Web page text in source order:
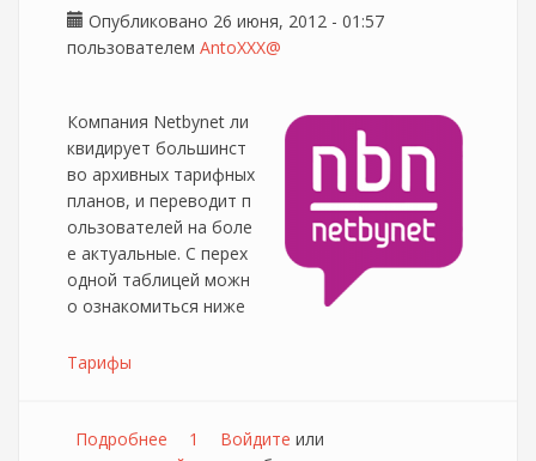
Опубликовано 26 июня, 2012 - 01:57
пользователем AntoXXX@
Компания Netbynet ли
квидирует большинст
во архивных тарифных
планов, и переводит п
ользователей на боле
е актуальные. С перех
одной таблицей можн
о ознакомиться ниже
Тарифы
Подробнее о Netbynet оптимизирует линейку тарифных
1 Войдите или